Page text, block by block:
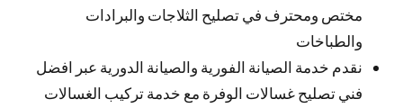
مختص ومحترف في تصليح الثلاجات والبرادات
والطباخات
نقدم خدمة الصيانة الفورية والصيانة الدورية عبر افضل
فني تصليح غسالات الوفرة مع خدمة تركيب الغسالات